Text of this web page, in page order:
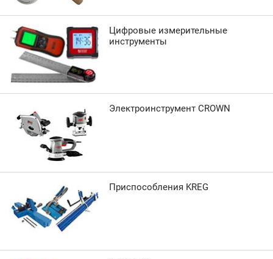
Цифровые измерительные
инструменты
Электроинструмент CROWN
Приспособления KREG